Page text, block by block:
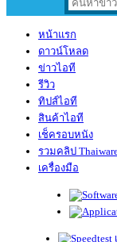
หน้าแรก
ดาวน์โหลด
ข่าวไอที
รีวิว
ทิปส์ไอที
สินค้าไอที
เช็ครอบหนัง
รวมคลิป
เครื่องมือ